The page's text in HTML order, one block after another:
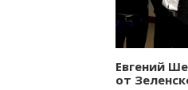
Евгений
от